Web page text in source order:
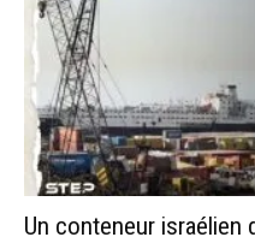
Un conteneur israélien